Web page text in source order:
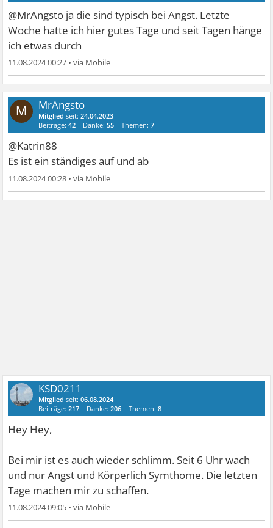
@MrAngsto ja die sind typisch bei Angst. Letzte
Woche hatte ich hier gutes Tage und seit Tagen hänge
ich etwas durch
11.08.2024 00:27 •
M MrAngsto
Mitglied seit:24.04.2023
Beiträge:42 Danke:55 Themen:7
@Katrin88
Es ist ein ständiges auf und ab
11.08.2024 00:28 •
KSD0211
Mitglied seit:06.08.2024
Beiträge:217 Danke:206 Themen:8
Hey Hey,
Bei mir ist es auch wieder schlimm. Seit 6 Uhr wach
und nur Angst und Körperlich Symthome. Die letzten
Tage machen mir zu schaffen.
11.08.2024 09:05 •